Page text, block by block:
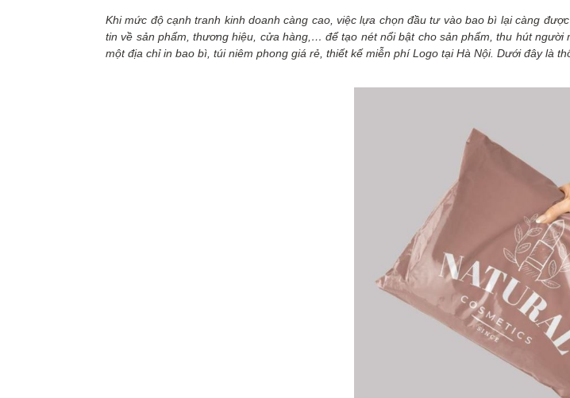
Khi mức độ cạnh tranh kinh doanh càng cao, việclựa chọn đầu tư vào bao bì lại càng được
tin về sản phẩm, thương hiệu, cửa hàng,… để tạo nét nổi bật cho sản phẩm, thu hút
một địa chỉ in bao bì, túi niêm phong giá rẻ, thiết kế miễn phí Logo tại Hà Nội. Dưới đây là